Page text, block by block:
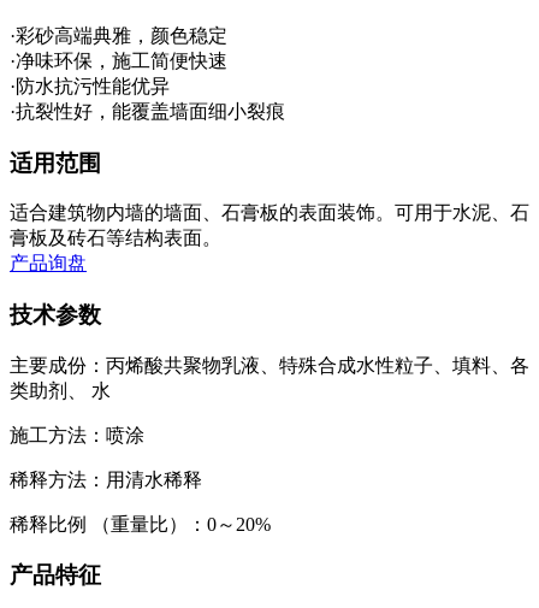
·彩砂高端典雅，颜色稳定
·净味环保，施工简便快速
·防水抗污性能优异
·抗裂性好，能覆盖墙面细小裂痕
适用范围
适合建筑物内墙的墙面、石膏板的表面装饰。可用于水泥、石
膏板及砖石等结构表面。
产品询盘
技术参数
主要成份：丙烯酸共聚物乳液、特殊合成水性粒子、填料、各
类助剂、 水
施工方法：喷涂
稀释方法：用清水稀释
稀释比例 （重量比）：0～20%
产品特征